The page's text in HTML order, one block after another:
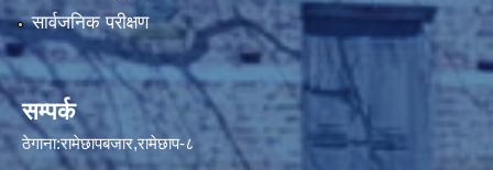
सार्वजनिक परीक्षण
सम्पर्क
ठेगाना:रामेछापबजार,रामेछाप-८